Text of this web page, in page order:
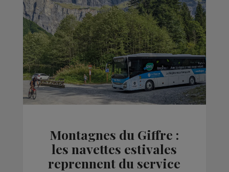
Montagnes du Giffre :
les navettes estivales
reprennent du service